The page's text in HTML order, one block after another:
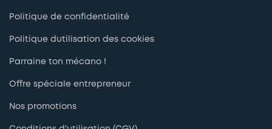
Politique de confidentialité
Politique dutilisation des cookies
Parraine ton mécano !
Offre spéciale entrepreneur
Nos promotions